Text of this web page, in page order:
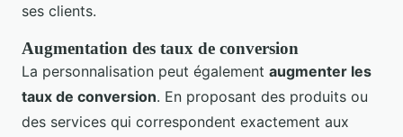
ses clients.
Augmentation des taux de conversion
La personnalisation peut également augmenter les
taux de conversion. En proposant des produits ou
des services qui correspondent exactement aux